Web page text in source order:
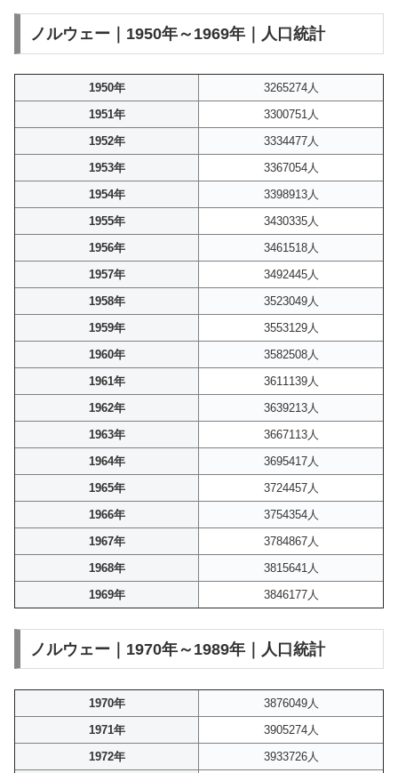
ノルウェー｜1950年～1969年｜人口統計
1950年
3265274人
1951年
3300751人
1952年
3334477人
1953年
3367054人
1954年
3398913人
1955年
3430335人
1956年
3461518人
1957年
3492445人
1958年
3523049人
1959年
3553129人
1960年
3582508人
1961年
3611139人
1962年
3639213人
1963年
3667113人
1964年
3695417人
1965年
3724457人
1966年
3754354人
1967年
3784867人
1968年
3815641人
1969年
3846177人
ノルウェー｜1970年～1989年｜人口統計
1970年
3876049人
1971年
3905274人
1972年
3933726人